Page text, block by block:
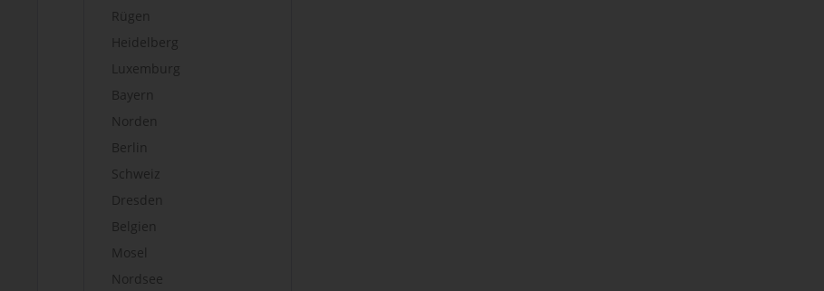
Rügen
Heidelberg
Luxemburg
Bayern
Norden
Berlin
Schweiz
Dresden
Belgien
Mosel
Nordsee